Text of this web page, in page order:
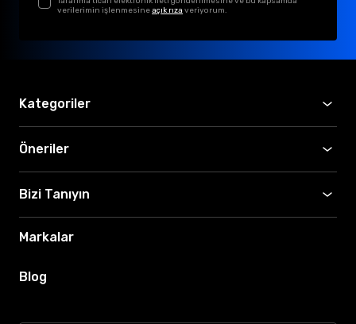
verilerimin işlenmesineaçık rıza veriyorum.
Kategoriler
Öneriler
Bizi Tanıyın
Markalar
Blog